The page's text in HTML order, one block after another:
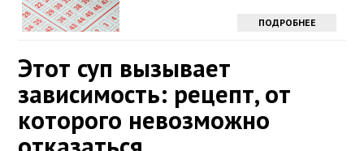
ПОДРОБНЕЕ
Этот суп вызывает
зависимость: рецепт, от
которого невозможно